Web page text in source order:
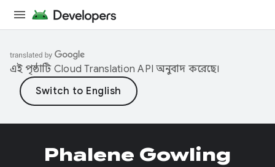
এই পৃষ্ঠাটি Cloud Translation API অনুবাদ করেছে।
Phalene Gowling